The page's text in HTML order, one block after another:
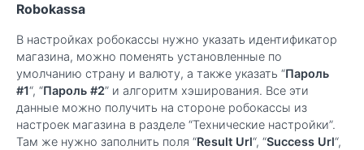
Robokassa
В настройках робокассы нужно указать идентификатор
магазина, можно поменять установленные по
умолчанию страну и валюту, а также указать “Пароль
#1“, “Пароль #2” и алгоритм хэширования. Все эти
данные можно получить на стороне робокассы из
настроек магазина в разделе “Технические настройки”.
Там же нужно заполнить поля “Result Url“, “Success Url“,